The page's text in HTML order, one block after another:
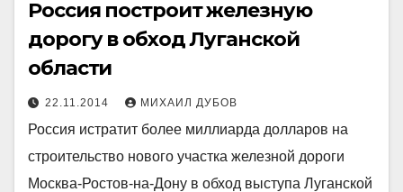
Россия построит железную
дорогу в обход Луганской
области
22.11.2014 МИХАИЛ ДУБОВ
Россия истратит более миллиарда долларов на
строительство нового участка железной дороги
Москва-Ростов-на-Дону в обход выступа Луганской